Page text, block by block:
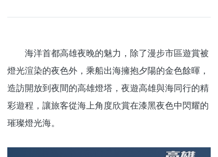
海洋首都高雄夜晚的魅力，除了漫步市區遊賞被
燈光渲染的夜色外，乘船出海擁抱夕陽的金色餘暉，
造訪開放到夜間的高雄燈塔，夜遊高雄與海同行的精
彩遊程，讓旅客從海上角度欣賞在漆黑夜色中閃耀的
璀璨燈光海。